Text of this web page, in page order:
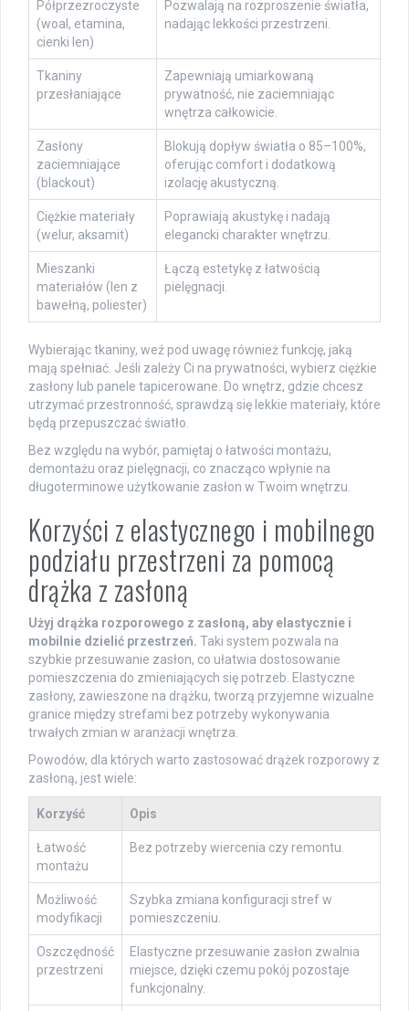
Półprzezroczyste
(woal, etamina,
cienki len)
Pozwalają na rozproszenie światła,
nadając lekkości przestrzeni.
Tkaniny
przesłaniające
Zapewniają umiarkowaną
prywatność, nie zaciemniając
wnętrza całkowicie.
Zasłony
zaciemniające
(blackout)
Blokują dopływ światła o 85–100%,
oferując comfort i dodatkową
izolację akustyczną.
Ciężkie materiały
(welur, aksamit)
Poprawiają akustykę i nadają
elegancki charakter wnętrzu.
Mieszanki
materiałów (len z
bawełną, poliester)
Łączą estetykę z łatwością
pielęgnacji.
Wybierając tkaniny, weź pod uwagę również funkcję, jaką
mają spełniać. Jeśli zależy Ci na prywatności, wybierz ciężkie
zasłony lub panele tapicerowane. Do wnętrz, gdzie chcesz
utrzymać przestronność, sprawdzą się lekkie materiały, które
będą przepuszczać światło.
Bez względu na wybór, pamiętaj o łatwości montażu,
demontażu oraz pielęgnacji, co znacząco wpłynie na
długoterminowe użytkowanie zasłon w Twoim wnętrzu.
Korzyści z elastycznego i mobilnego
podziału przestrzeni za pomocą
drążka z zasłoną
Użyj drążka rozporowego z zasłoną, aby elastycznie i
mobilnie dzielić przestrzeń. Taki system pozwala na
szybkie przesuwanie zasłon, co ułatwia dostosowanie
pomieszczenia do zmieniających się potrzeb. Elastyczne
zasłony, zawieszone na drążku, tworzą przyjemne wizualne
granice między strefami bez potrzeby wykonywania
trwałych zmian w aranżacji wnętrza.
Powodów, dla których warto zastosować drążek rozporowy z
zasłoną, jest wiele:
Korzyść Opis
Łatwość
montażu
Bez potrzeby wiercenia czy remontu.
Możliwość
modyfikacji
Szybka zmiana konfiguracji stref w
pomieszczeniu.
Oszczędność
przestrzeni
Elastyczne przesuwanie zasłon zwalnia
miejsce, dzięki czemu pokój pozostaje
funkcjonalny.